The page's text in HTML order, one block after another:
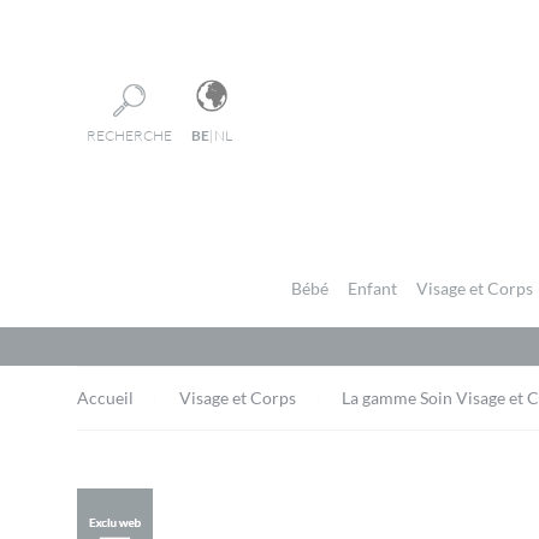
RECHERCHE BE| NL
Bébé Enfant Visage et Corps
Accueil Visage et Corps La gamme Soin Visage et